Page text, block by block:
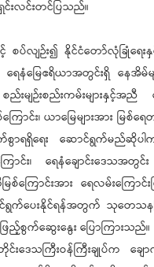
င်းလင်းတင်ပြသည်။
င့် စပ်လျဉ်း၍ နိုင်ငံတော်လုံခြုံရေး
ရေနံမြေဧရိယာအတွင်းရှိ နေအိ
ျဉ်းစည်းကမ်းများနှင့်အညီ
ာင်း၊ ယာမြေများအား မြစ်ရေ
ာရရှိရေး ဆောင်ရွက်မည်ဆိုပါ
ာင်း၊ ရေနံချောင်းဒေသအတွင်
ြောင်းအား ရေလမ်းကြောင်းပ
င်ရွက်ပေးနိုင်ရန်အတွက် သုတေသန
ြည့်စွက်ဆွေးနွေး ပြောကြားသည်။
ေသကြီးဝန်ကြီးချုပ်က ချေ